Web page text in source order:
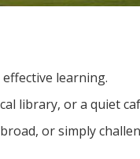
learning.
library, or a quiet
or simply